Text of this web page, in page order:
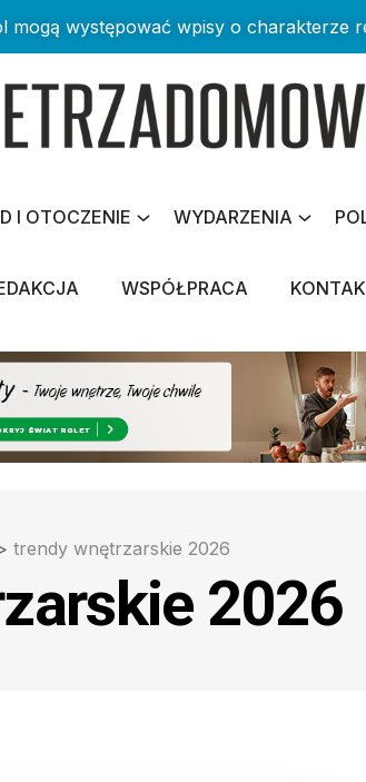
mogą występować wpisy o charakterze
I OTOCZENIE WYDARZENIA
WSPÓŁPRACA
trendy wnętrzarskie 2026
2026